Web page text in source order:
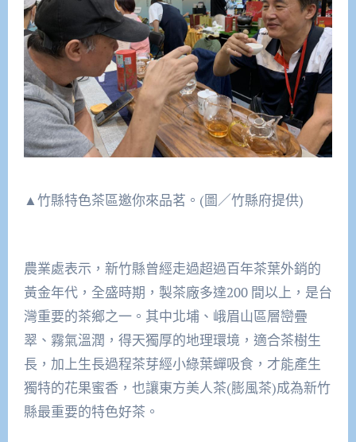
▲竹縣特色茶區邀你來品茗。(圖／竹縣府提供)
農業處表示，新竹縣曾經走過超過百年茶葉外銷的
黃金年代，全盛時期，製茶廠多達200 間以上，是台
灣重要的茶鄉之一。其中北埔、峨眉山區層巒疊
翠、霧氣溫潤，得天獨厚的地理環境，適合茶樹生
長，加上生長過程茶芽經小綠葉蟬吸食，才能產生
獨特的花果蜜香，也讓東方美人茶(膨風茶)成為新竹
縣最重要的特色好茶。